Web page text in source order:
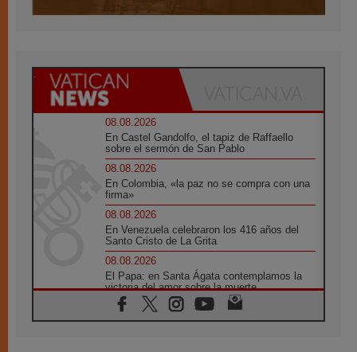
08.08.2026
En Castel Gandolfo, el tapiz de Raffaello
sobre el sermón de San Pablo
08.08.2026
En Colombia, «la paz no se compra con una
firma»
08.08.2026
En Venezuela celebraron los 416 años del
Santo Cristo de La Grita
08.08.2026
El Papa: en Santa Ágata contemplamos la
victoria del amor sobre la muerte
08.08.2026
León XIV visitará el Santuario de la Madre